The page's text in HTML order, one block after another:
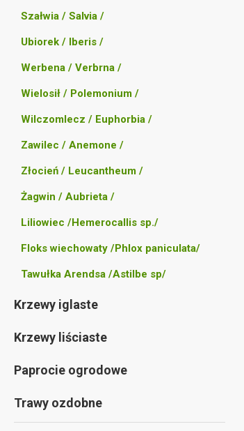
Szałwia / Salvia /
Ubiorek / Iberis /
Werbena / Verbrna /
Wielosił / Polemonium /
Wilczomlecz / Euphorbia /
Zawilec / Anemone /
Złocień / Leucantheum /
Żagwin / Aubrieta /
Liliowiec /Hemerocallis sp./
Floks wiechowaty /Phlox paniculata/
Tawułka Arendsa /Astilbe sp/
Krzewy iglaste
Krzewy liściaste
Paprocie ogrodowe
Trawy ozdobne